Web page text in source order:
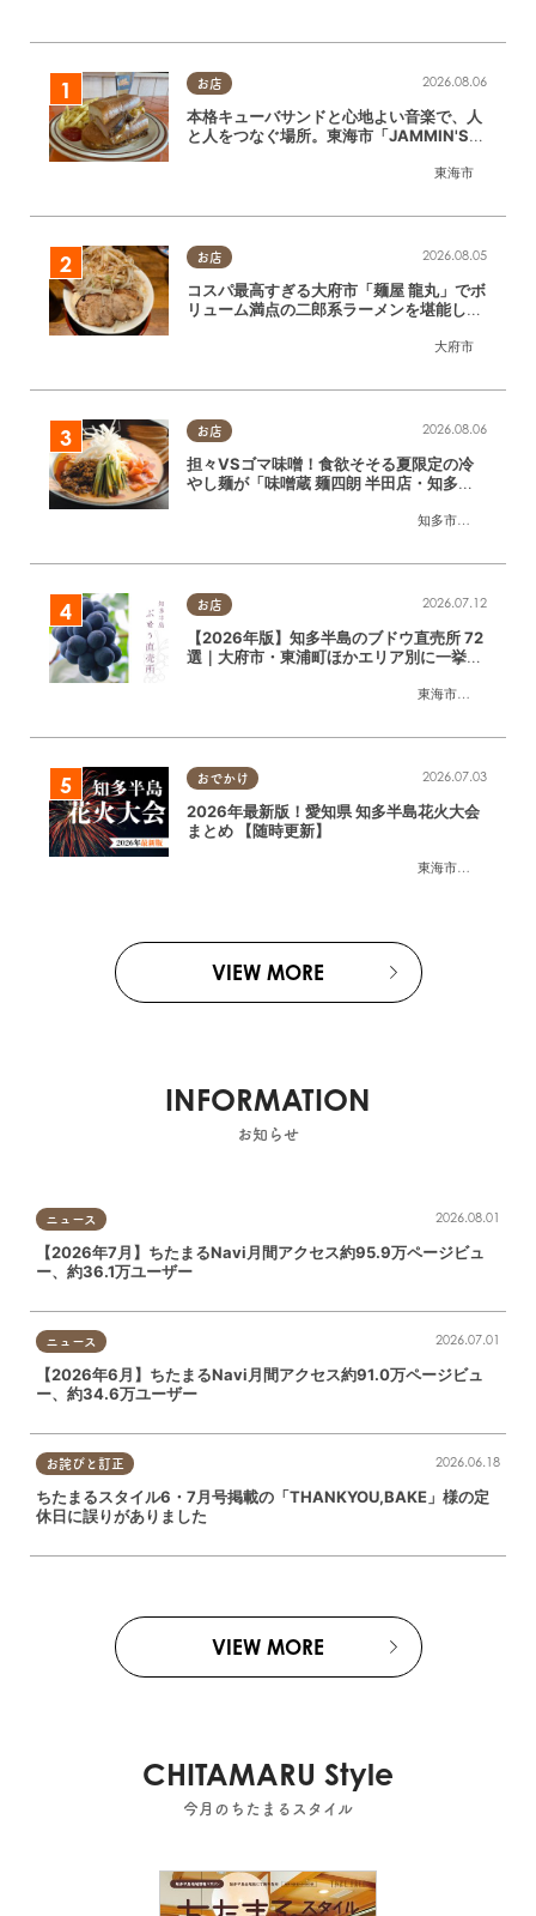
お店
東海市
2026.08.06
本格キューバサンドと心地よい音楽で、人
と人をつなぐ場所。東海市「JAMMIN'ST
お店
大府市
2026.08.05
コスパ最高すぎる大府市「麺屋 龍丸」でボ
リューム満点の二郎系ラーメンを堪能して
お店
知多市半田市
2026.08.06
担々VSゴマ味噌！食欲そそる夏限定の冷
やし麺が「味噌蔵 麺四朗 半田店・知多
お店
東海市大府市
2026.07.12
【2026年版】知多半島のブドウ直売所 72
選｜大府市・東浦町ほかエリア別に一挙紹
おでかけ
東海市大府市
2026.07.03
2026年最新版！愛知県 知多半島花火大会
まとめ 【随時更新】
VIEW MORE
INFORMATION
お知らせ
ニュース 2026.08.01
【2026年7月】ちたまるNavi月間アクセス約95.9万ページビュ
ー、約36.1万ユーザー
ニュース 2026.07.01
【2026年6月】ちたまるNavi月間アクセス約91.0万ページビュ
ー、約34.6万ユーザー
お詫びと訂正 2026.06.18
ちたまるスタイル6・7月号掲載の「THANKYOU,BAKE」様の定
休日に誤りがありました
VIEW MORE
CHITAMARU Style
今月のちたまるスタイル